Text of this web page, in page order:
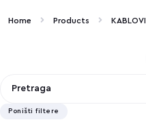
Home Products KABLOVI
Poništi filtere